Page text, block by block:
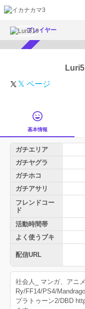
プレイヤー
𝕏 ページ
基本情報
ガチエリア
ガチヤグラ
ガチホコ
ガチアサリ
フレンドコー
ド
活動時間帯
よく使うブキ
配信URL
社会人_ マンガ、アニ
Ry/FF14/PS4/
プラトゥーン2/DBD